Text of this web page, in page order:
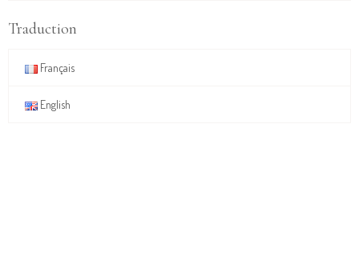
Traduction
Français
English